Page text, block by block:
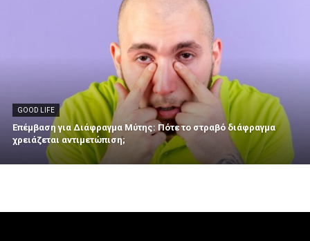
GOOD LIFE
Επέμβαση για Διάφραγμα Μύτης: Πότε το στραβό διάφραγμα
χρειάζεται αντιμετώπιση;